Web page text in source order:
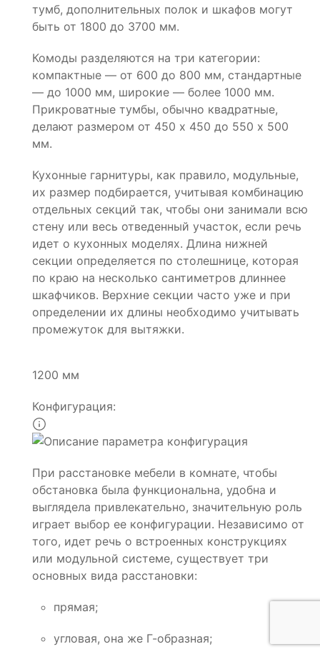
тумб, дополнительных полок и шкафов могут
быть от 1800 до 3700 мм.
Комоды разделяются на три категории:
компактные — от 600 до 800 мм, стандартные
— до 1000 мм, широкие — более 1000 мм.
Прикроватные тумбы, обычно квадратные,
делают размером от 450 х 450 до 550 х 500
мм.
Кухонные гарнитуры, как правило, модульные,
их размер подбирается, учитывая комбинацию
отдельных секций так, чтобы они занимали всю
стену или весь отведенный участок, если речь
идет о кухонных моделях. Длина нижней
секции определяется по столешнице, которая
по краю на несколько сантиметров длиннее
шкафчиков. Верхние секции часто уже и при
определении их длины необходимо учитывать
промежуток для вытяжки.
1200 мм
Конфигурация:
При расстановке мебели в комнате, чтобы
обстановка была функциональна, удобна и
выглядела привлекательно, значительную роль
играет выбор ее конфигурации. Независимо от
того, идет речь о встроенных конструкциях
или модульной системе, существует три
основных вида расстановки:
прямая;
угловая, она же Г-образная;